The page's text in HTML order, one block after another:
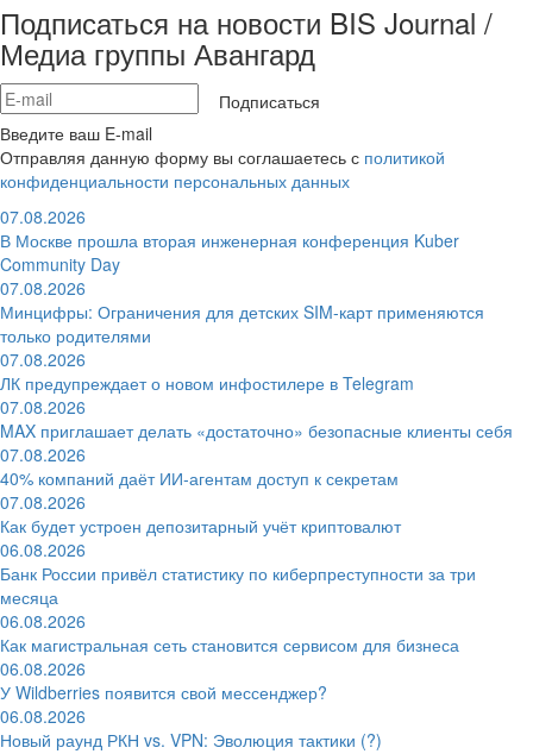
Подписаться на новости BIS Journal /
Медиа группы Авангард
Подписаться
Введите ваш E-mail
Отправляя данную форму вы соглашаетесь с политикой
конфиденциальности персональных данных
07.08.2026
В Москве прошла вторая инженерная конференция Kuber
Community Day
07.08.2026
Минцифры: Ограничения для детских SIM-карт применяются
только родителями
07.08.2026
ЛК предупреждает о новом инфостилере в Telegram
07.08.2026
MAX приглашает делать «достаточно» безопасные клиенты себя
07.08.2026
40% компаний даёт ИИ‑агентам доступ к секретам
07.08.2026
Как будет устроен депозитарный учёт криптовалют
06.08.2026
Банк России привёл статистику по киберпреступности за три
месяца
06.08.2026
Как магистральная сеть становится сервисом для бизнеса
06.08.2026
У Wildberries появится свой мессенджер?
06.08.2026
Новый раунд РКН vs. VPN: Эволюция тактики (?)